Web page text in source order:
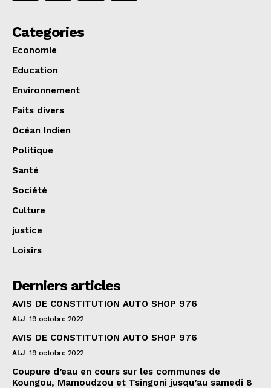
Categories
Economie
Education
Environnement
Faits divers
Océan Indien
Politique
Santé
Société
Culture
justice
Loisirs
Derniers articles
AVIS DE CONSTITUTION AUTO SHOP 976
ALJ 19 octobre 2022
AVIS DE CONSTITUTION AUTO SHOP 976
ALJ 19 octobre 2022
Coupure d’eau en cours sur les communes de
Koungou, Mamoudzou et Tsingoni jusqu’au samedi 8